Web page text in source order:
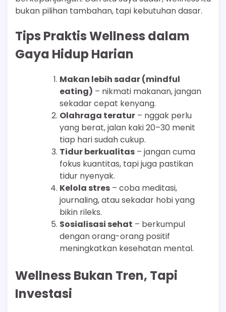
bukan pilihan tambahan, tapi kebutuhan dasar.
Tips Praktis Wellness dalam
Gaya Hidup Harian
Makan lebih sadar (mindful
eating) – nikmati makanan, jangan
sekadar cepat kenyang.
Olahraga teratur – nggak perlu
yang berat, jalan kaki 20–30 menit
tiap hari sudah cukup.
Tidur berkualitas – jangan cuma
fokus kuantitas, tapi juga pastikan
tidur nyenyak.
Kelola stres – coba meditasi,
journaling, atau sekadar hobi yang
bikin rileks.
Sosialisasi sehat – berkumpul
dengan orang-orang positif
meningkatkan kesehatan mental.
Wellness Bukan Tren, Tapi
Investasi